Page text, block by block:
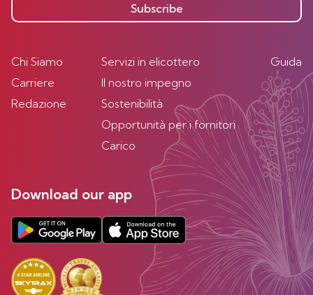
Subscribe
Chi Siamo
Carriere
Redazione
Servizi in elicottero
Il nostro impegno
Sostenibilità
Opportunità per i fornitori
Carico
Guida
Download our app